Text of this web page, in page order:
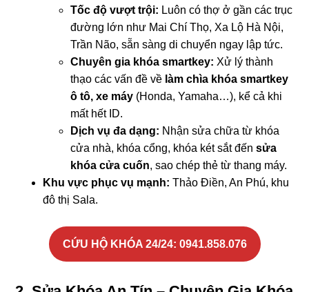
Tốc độ vượt trội: Luôn có thợ ở gần các trục
đường lớn như Mai Chí Thọ, Xa Lộ Hà Nội,
Trần Não, sẵn sàng di chuyển ngay lập tức.
Chuyên gia khóa smartkey: Xử lý thành
thạo các vấn đề về làm chìa khóa smartkey
ô tô, xe máy (Honda, Yamaha…), kể cả khi
mất hết ID.
Dịch vụ đa dạng: Nhận sửa chữa từ khóa
cửa nhà, khóa cổng, khóa két sắt đếnsửa
khóa cửa cuốn, sao chép thẻ từ thang máy.
Khu vực phục vụ mạnh: Thảo Điền, An Phú, khu
đô thị Sala.
CỨU HỘ KHÓA 24/24: 0941.858.076